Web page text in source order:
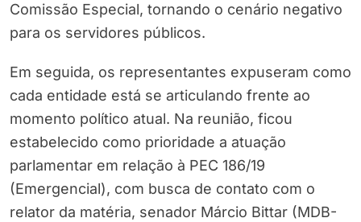
Comissão Especial, tornando o cenário negativo
para os servidores públicos.
Em seguida, os representantes expuseram como
cada entidade está se articulando frente ao
momento político atual. Na reunião, ficou
estabelecido como prioridade a atuação
parlamentar em relação à PEC 186/19
(Emergencial), com busca de contato com o
relator da matéria, senador Márcio Bittar (MDB-